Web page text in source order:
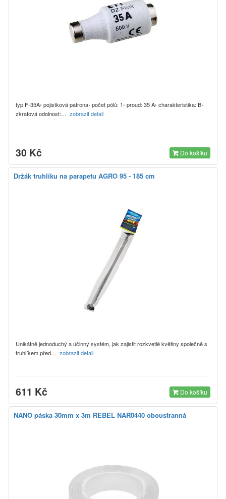
typ F-35A› pojistková patrona› počet pólů: 1› proud: 35 A› charakteristika: B›
zkratová odolnost:… zobrazit detail
30 Kč Do košíku
Držák truhlíku na parapetu AGRO 95 - 185 cm
Unikátně jednoduchý a účinný systém, jak zajistit rozkvetlé květiny společně s
truhlíkem před… zobrazit detail
611 Kč Do košíku
NANO páska 30mm x 3m REBEL NAR0440 oboustranná